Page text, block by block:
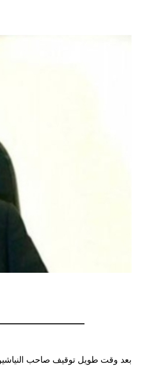
بعد وقت طويل توقيف صاحب